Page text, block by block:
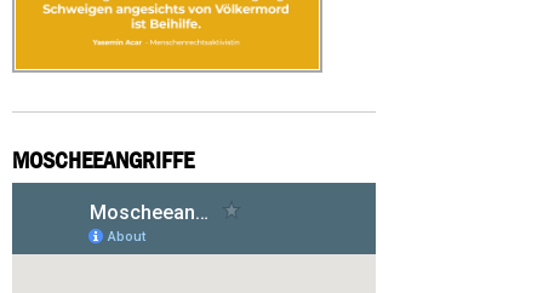
MOSCHEEANGRIFFE